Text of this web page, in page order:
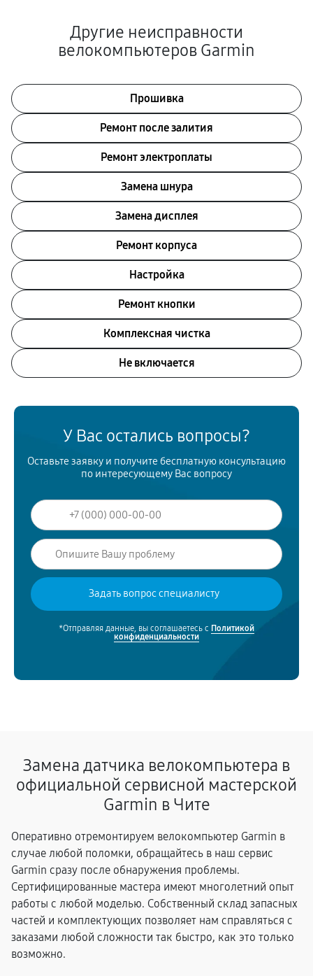
Другие неисправности
велокомпьютеров Garmin
Прошивка
Ремонт после залития
Ремонт электроплаты
Замена шнура
Замена дисплея
Ремонт корпуса
Настройка
Ремонт кнопки
Комплексная чистка
Не включается
У Вас остались вопросы?
Оставьте заявку и получите бесплатную консультацию
по интересующему Вас вопросу
*Отправляя данные, вы соглашаетесь с Политикой
конфиденциальности
Замена датчика велокомпьютера в
официальной сервисной мастерской
Garmin в Чите
Оперативно отремонтируем велокомпьютер Garmin в
случае любой поломки, обращайтесь в наш сервис
Garmin сразу после обнаружения проблемы.
Сертифицированные мастера имеют многолетний опыт
работы с любой моделью. Собственный склад запасных
частей и комплектующих позволяет нам справляться с
заказами любой сложности так быстро, как это только
возможно.